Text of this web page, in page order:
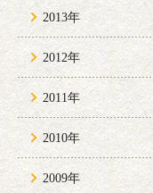
2013年
2012年
2011年
2010年
2009年